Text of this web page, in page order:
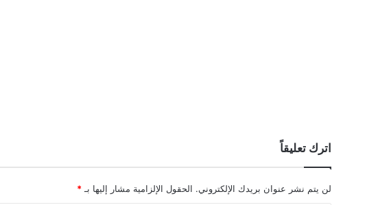
اترك تعليقاً
لن يتم نشر عنوان بريدك الإلكتروني. الحقول الإلزامية مشار إليها بـ *